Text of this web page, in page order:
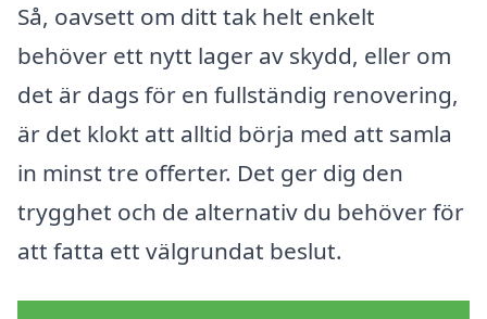
Så, oavsett om ditt tak helt enkelt
behöver ett nytt lager av skydd, eller om
det är dags för en fullständig renovering,
är det klokt att alltid börja med att samla
in minst tre offerter. Det ger dig den
trygghet och de alternativ du behöver för
att fatta ett välgrundat beslut.